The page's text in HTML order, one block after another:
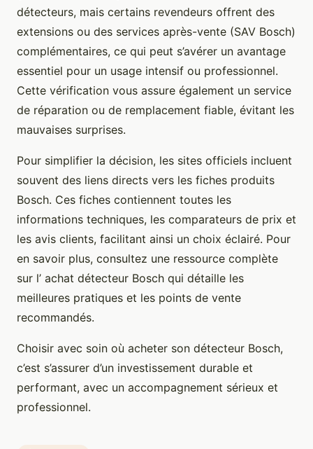
détecteurs, mais certains revendeurs offrent des
extensions ou des services après-vente (SAV Bosch)
complémentaires, ce qui peut s’avérer un avantage
essentiel pour un usage intensif ou professionnel.
Cette vérification vous assure également un service
de réparation ou de remplacement fiable, évitant les
mauvaises surprises.
Pour simplifier la décision, les sites officiels incluent
souvent des liens directs vers les fiches produits
Bosch. Ces fiches contiennent toutes les
informations techniques, les comparateurs de prix et
les avis clients, facilitant ainsi un choix éclairé. Pour
en savoir plus, consultez une ressource complète
sur l’ achat détecteur Bosch qui détaille les
meilleures pratiques et les points de vente
recommandés.
Choisir avec soin où acheter son détecteur Bosch,
c’est s’assurer d’un investissement durable et
performant, avec un accompagnement sérieux et
professionnel.